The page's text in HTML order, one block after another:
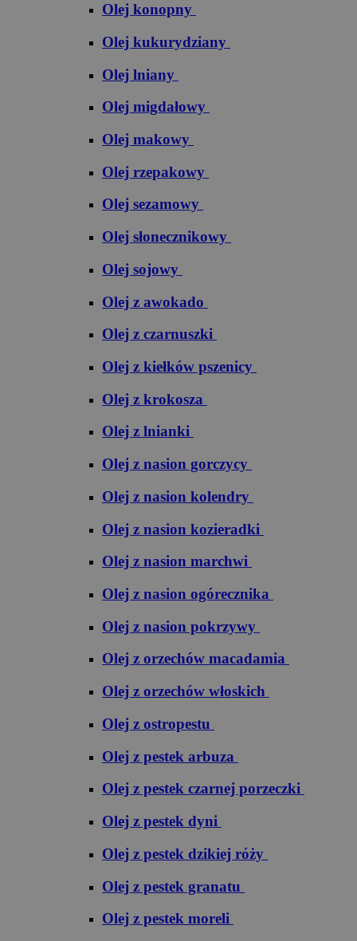
Olej konopny
Olej kukurydziany
Olej lniany
Olej migdałowy
Olej makowy
Olej rzepakowy
Olej sezamowy
Olej słonecznikowy
Olej sojowy
Olej z awokado
Olej z czarnuszki
Olej z kiełków pszenicy
Olej z krokosza
Olej z lnianki
Olej z nasion gorczycy
Olej z nasion kolendry
Olej z nasion kozieradki
Olej z nasion marchwi
Olej z nasion ogórecznika
Olej z nasion pokrzywy
Olej z orzechów macadamia
Olej z orzechów włoskich
Olej z ostropestu
Olej z pestek arbuza
Olej z pestek czarnej porzeczki
Olej z pestek dyni
Olej z pestek dzikiej róży
Olej z pestek granatu
Olej z pestek moreli